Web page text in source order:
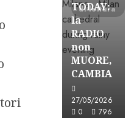
di lettura
TODAY:
la
RADIO
non
MUORE,
CAMBIA
27/05/2026
0
796
Astorri News
FREE